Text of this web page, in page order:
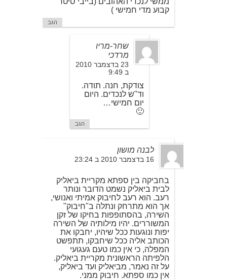
קבוע מדי חמישי )
הגב
שחר-מריו
מרדכי
23 בדצמבר 2010
ב 9:49
צודקת, חנה. תודה.
וד"ש לנכדים. היום
יום חמישי…
🙂
הגב
לבנה מושון
16 בדצמבר 2010 ב 23:24
בחביקה בין ספתא מקריית ביאליק
לבית ביאליק נשמט הדובר ונותר
רעב. הוא רעב לחיבוק אמיתי ואנושי,
אך הוא מתרחק ונתלה ב"חיבוק"
השירה, בהסתופפות בחיקו של זקן
המשוררים. יהיו מילותיה של השירה
יפות ונוגעות ככל שיהיו, יחבקו את
הכותב אליה ככל שיחבקו, תתפשט
המפלה, כי אין כמו טעם געגועי
הלפיתה הראשונית מקריית ביאליק.
על זה נאמר, מביאליק ועד ביאליק,
אין כמו ספתא. חיבוק ממני.